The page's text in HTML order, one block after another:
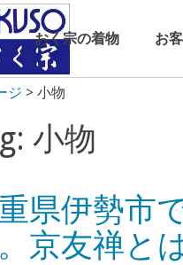
おく宗の着物 お
ジ > 小物
小物
県伊勢市
京友禅と